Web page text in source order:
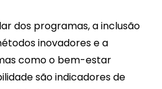
dos programas, a inclusão
inovadores e a
como o bem-estar
são indicadores de